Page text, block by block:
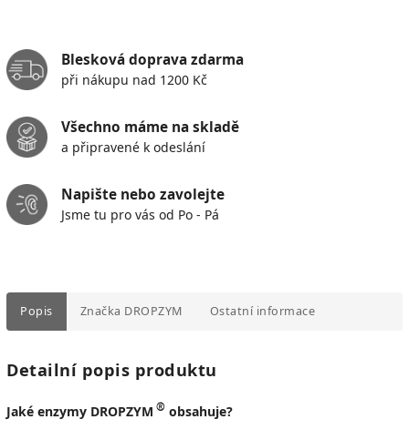
Blesková doprava zdarma
při nákupu nad 1200 Kč
Všechno máme na skladě
a připravené k odeslání
Napište nebo zavolejte
Jsme tu pro vás od Po - Pá
Popis Značka DROPZYM Ostatní informace
Detailní popis produktu
Jaké enzymy DROPZYM ® obsahuje?